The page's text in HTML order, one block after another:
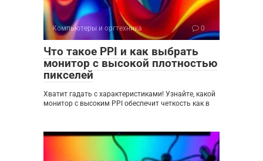
Компьютеры и оргтехника 0
Что такое PPI и как выбрать
монитор с высокой плотностью
пикселей
Хватит гадать с характеристиками! Узнайте, какой
монитор с высоким PPI обеспечит четкость как в